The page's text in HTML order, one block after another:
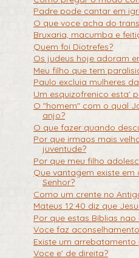
Padre pode cantar em
O que voce acha do
Bruxaria, macumba e
Quem foi Diotrefes?
Os judeus hoje adoram
Meu filho que tem
Paulo excluia mulheres
Um esquizofrenico esta'
O "homem" com o qual
anjo?
O que fazer quando
Por que irmaos mais
juventude?
Por que meu filho
Que vantagem existe
Senhor?
Como um crente no
Mateus 12:40 diz que
Por que estas Bíblias
Voce faz
Existe um arrebatamento
Voce e' de direita?